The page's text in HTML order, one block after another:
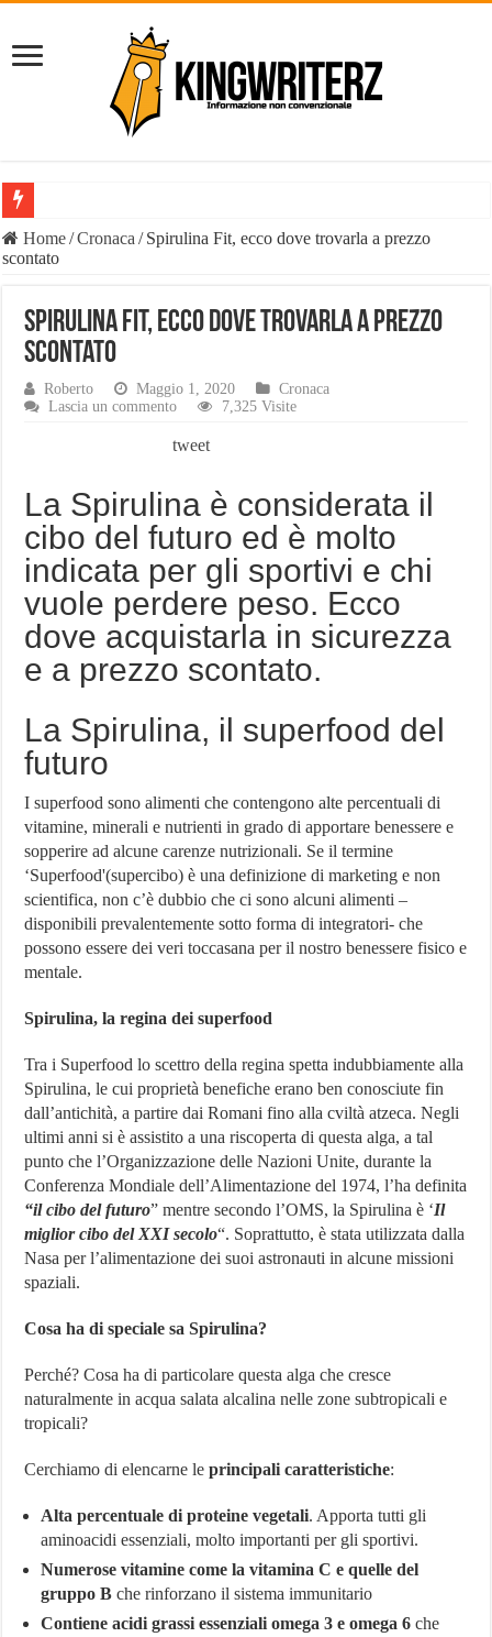
Il Diavolo: chi è davvero il fenomeno social e perché il suo nome è
Liste Telemarketing: TeleLead.it e Leadify.cloud tra le migliori
Pasta Busiate: il simbolo della tradizione trapanese
Tutte le casistiche di Risarcimento Danni Incidente Stradale
Orologio più costoso al mondo
Villaggio Peschici: Scegli il Villaggio Residence De Sio
Network Marketing Aziende Italiane – Lista Aggiornata 2024
Home/Cronaca / Spirulina Fit, ecco dove trovarla a prezzo
scontato
Spirulina Fit, ecco dove trovarla a prezzo
scontato
Roberto Maggio 1, 2020
Cronaca
Lascia un commento
7,325 Visite
tweet
La Spirulina è considerata il
cibo del futuro ed è molto
indicata per gli sportivi e chi
vuole perdere peso. Ecco
dove acquistarla in sicurezza
e a prezzo scontato.
La Spirulina, il superfood del
futuro
I superfood sono alimenti che contengono alte percentuali di
vitamine, minerali e nutrienti in grado di apportare benessere e
sopperire ad alcune carenze nutrizionali. Se il termine
‘Superfood'(supercibo) è una definizione di marketing e non
scientifica, non c’è dubbio che ci sono alcuni alimenti –
disponibili prevalentemente sotto forma di integratori- che
possono essere dei veri toccasana per il nostro benessere fisico e
mentale.
Spirulina, la regina dei superfood
Tra i Superfood lo scettro della regina spetta indubbiamente alla
Spirulina, le cui proprietà benefiche erano ben conosciute fin
dall’antichità, a partire dai Romani fino alla cviltà atzeca. Negli
ultimi anni si è assistito a una riscoperta di questa alga, a tal
punto che l’Organizzazione delle Nazioni Unite, durante la
Conferenza Mondiale dell’Alimentazione del 1974, l’ha definita
“il cibo del futuro” mentre secondo l’OMS, la Spirulina è ‘Il
miglior cibo del XXI secolo“. Soprattutto, è stata utilizzata dalla
Nasa per l’alimentazione dei suoi astronauti in alcune missioni
spaziali.
Cosa ha di speciale sa Spirulina?
Perché? Cosa ha di particolare questa alga che cresce
naturalmente in acqua salata alcalina nelle zone subtropicali e
tropicali?
Cerchiamo di elencarne leprincipali caratteristiche:
Alta percentuale di proteine vegetali. Apporta tutti gli
aminoacidi essenziali, molto importanti per gli sportivi.
Numerose vitamine come la vitamina C e quelle del
gruppo B che rinforzano il sistema immunitario
Contiene acidi grassi essenziali omega 3 e omega 6 che